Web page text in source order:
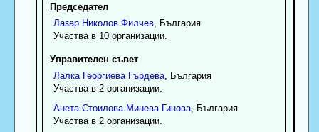
Председател
Лазар Николов Филчев, България
Участва в 10 организации.
Управителен съвет
Лалка Георгиева Гърдева, България
Участва в 2 организации.
Анета Стоилова Минева Гинова, България
Участва в 2 организации.